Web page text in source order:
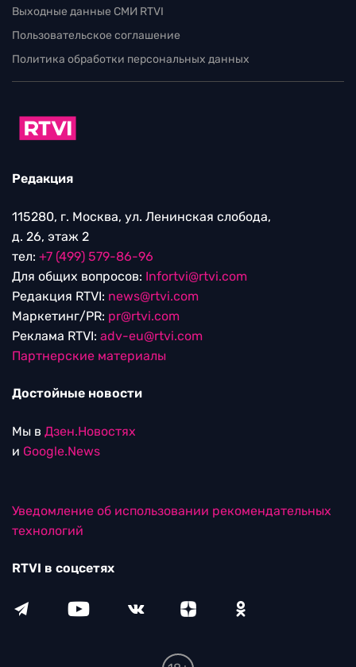
Выходные данные СМИ RTVI
Пользовательское соглашение
Политика обработки персональных данных
Редакция
115280, г. Москва, ул. Ленинская слобода,
д. 26, этаж 2
тел: +7 (499) 579-86-96
Для общих вопросов: Infortvi@rtvi.com
Редакция RTVI: news@rtvi.com
Маркетинг/PR: pr@rtvi.com
Реклама RTVI: adv-eu@rtvi.com
Партнерские материалы
Достойные новости
Мы в Дзен.Новостях
и Google.News
Уведомление об использовании рекомендательных
технологий
RTVI в соцсетях